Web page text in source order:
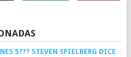
5??? STEVEN SPIELBERG DICE